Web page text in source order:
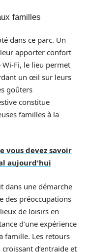
familles
dans ce parc. Un
apporter confort
Fi, le lieu permet
un œil sur leurs
goûters
constitue
familles à la
vous devez savoir
aujourd'hui
dans une démarche
des préoccupations
de loisirs en
d’une expérience
famille. Les retours
d’entraide et